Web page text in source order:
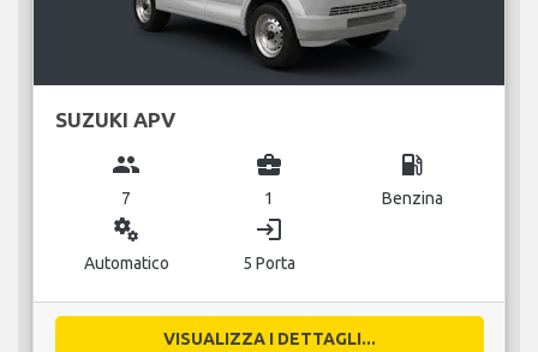
SUZUKI APV
group
7
business_center
1
local_gas_station
Benzina
miscellaneous_services
Automatico
login
5 Porta
VISUALIZZA I DETTAGLI...